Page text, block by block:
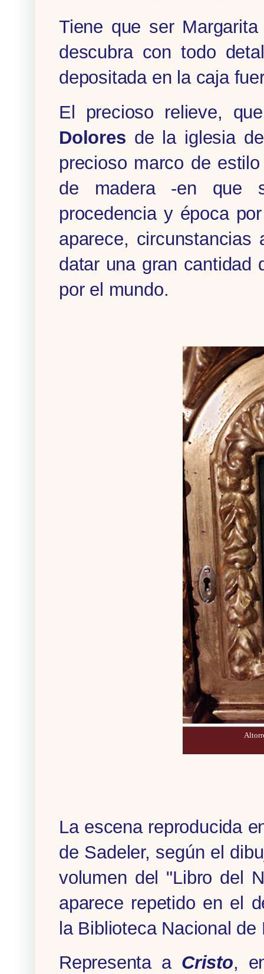
Tiene que ser
descubra con todo
depositada en la caja
El precioso relieve,
Dolores de la iglesia
precioso marco de
de madera -en que
procedencia y época
aparece, circunstancias
datar una gran cantidad
por el mundo.
La escena reproducida
de Sadeler, según el
volumen del "Libro del
aparece repetido en el
la Biblioteca Nacional de
Representa a Cristo,